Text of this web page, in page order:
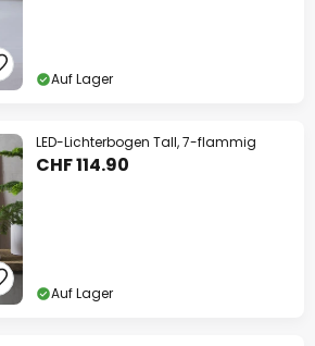
Auf Lager
LED-Lichterbogen Tall, 7-flammig
CHF 114.90
Auf Lager